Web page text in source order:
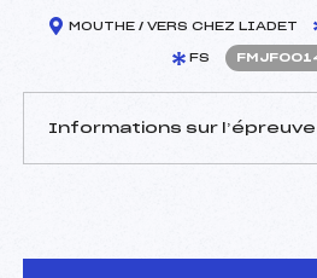
MOUTHE / VERS CHEZ LIADET
FS
Informations sur l’épreuve
D.T Adjoint :